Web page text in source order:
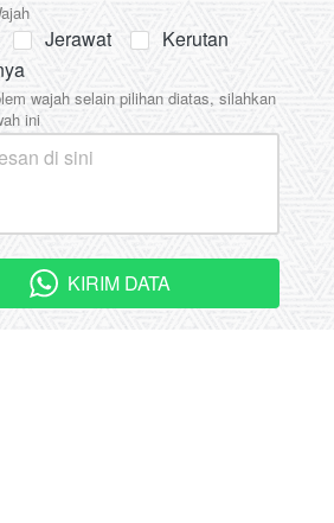
Jerawat
Kerutan
wajah selain pilihan diatas, silahkan
ini
` KIRIM DATA